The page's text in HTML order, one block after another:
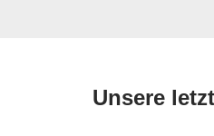
Unsere